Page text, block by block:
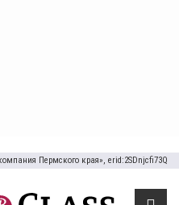
Пермского края», erid:2SDnjcfi73Q